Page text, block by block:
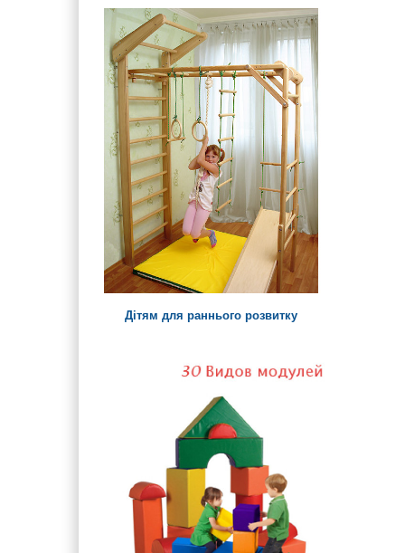
Дітям для раннього розвитку